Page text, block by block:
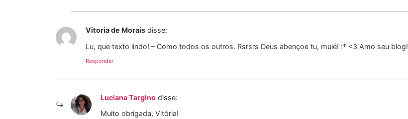
Vitoria de Morais disse:
Lu, que texto lindo! – Como todos os outros. Rsrsrs Deus abençoe tu, muié! :* <3 Amo seu blog!
Responder
Luciana Targino disse:
Muito obrigada, Vitória!